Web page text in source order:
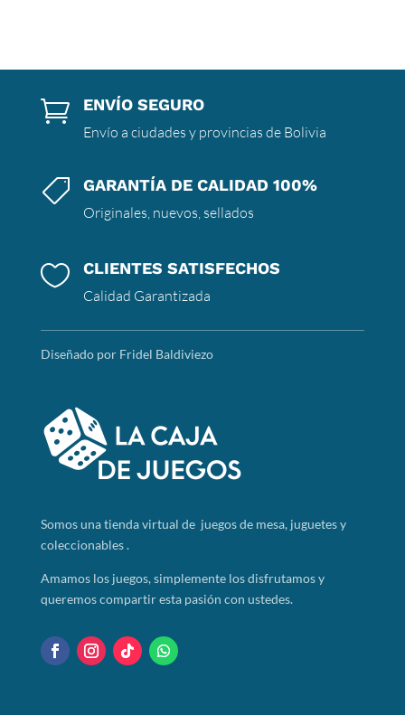
 ENVÍO SEGURO
Envío a ciudades y provincias de Bolivia
 GARANTÍA DE CALIDAD 100%
Originales, nuevos, sellados
 CLIENTES SATISFECHOS
Calidad Garantizada
Diseñado por Fridel Baldiviezo
Somosuna tienda virtual de juegos de mesa, juguetes y
coleccionables .
Amamos los juegos, simplemente los disfrutamos y
queremos compartir esta pasión con ustedes.